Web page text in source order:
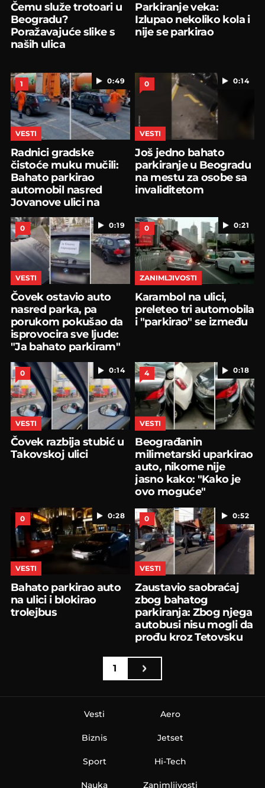
Čemu služe trotoari u
Beogradu?
Poražavajuće slike s
naših ulica
Parkiranje veka:
Izlupao nekoliko kola i
nije se parkirao
0:49
1
VESTI
Radnici gradske
čistoće muku mučili:
Bahato parkirao
automobil nasred
Jovanove ulici na
Dorćolu
0:14
0
VESTI
Još jedno bahato
parkiranje u Beogradu
na mestu za osobe sa
invaliditetom
0:19
0
VESTI
Čovek ostavio auto
nasred parka, pa
porukom pokušao da
isprovocira sve ljude:
"Ja bahato parkiram"
0:21
0
ZANIMLJIVOSTI
Karambol na ulici,
preleteo tri automobila
i "parkirao" se između
0:14
0
VESTI
Čovek razbija stubić u
Takovskoj ulici
0:18
4
VESTI
Beograđanin
milimetarski uparkirao
auto, nikome nije
jasno kako: "Kako je
ovo moguće"
0:28
0
VESTI
Bahato parkirao auto
na ulici i blokirao
trolejbus
0:52
0
VESTI
Zaustavio saobraćaj
zbog bahatog
parkiranja: Zbog njega
autobusi nisu mogli da
prođu kroz Tetovsku
1
Vesti
Biznis
Sport
Nauka
Aero
Jetset
Hi-Tech
Zanimljivosti